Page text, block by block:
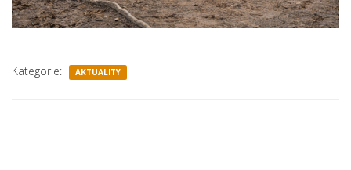
Kategorie: AKTUALITY